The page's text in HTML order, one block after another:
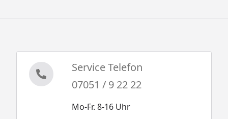
Service Telefon
07051 / 9 22 22
Mo-Fr. 8-16 Uhr